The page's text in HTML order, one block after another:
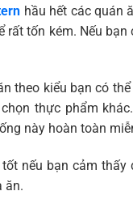
hầu hết các quán
rất tốn kém. Nếu
theo kiểu bạn có
thực phẩm
này hoàn toàn
nếu bạn cảm
ăn.